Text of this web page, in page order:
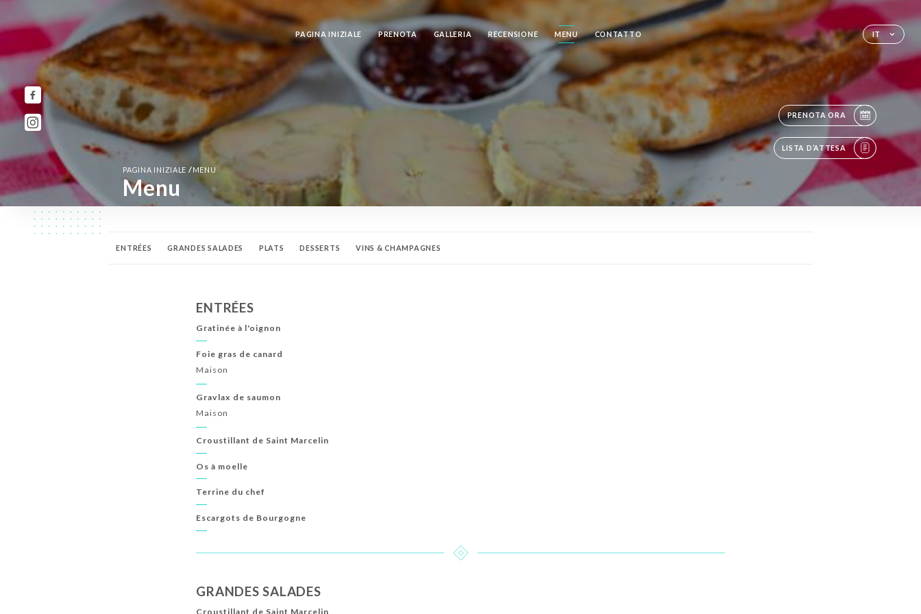
IT
PAGINA INIZIALE PRENOTA GALLERIA RECENSIONE MENU CONTATTO
PRENOTA ORA
LISTA D’ATTESA
PAGINA INIZIALE / MENU
Menu
ENTRÉES GRANDES SALADES PLATS DESSERTS VINS & CHAMPAGNES
ENTRÉES
Gratinée à l'oignon
Foie gras de canard
Maison
Gravlax de saumon
Maison
Croustillant de Saint Marcelin
Os à moelle
Terrine du chef
Escargots de Bourgogne
GRANDES SALADES
Croustillant de Saint Marcelin